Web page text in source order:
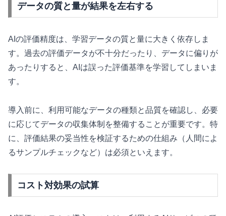
データの質と量が結果を左右する
AIの評価精度は、学習データの質と量に大きく依存しま
す。過去の評価データが不十分だったり、データに偏りが
あったりすると、AIは誤った評価基準を学習してしまいま
す。
導入前に、利用可能なデータの種類と品質を確認し、必要
に応じてデータの収集体制を整備することが重要です。特
に、評価結果の妥当性を検証するための仕組み（人間によ
るサンプルチェックなど）は必須といえます。
コスト対効果の試算